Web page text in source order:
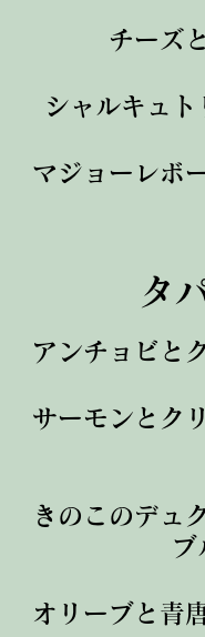
チーズ
シャルキュト
マジョーレボ
タ
アンチョビと
サーモンとク
きのこのデュ
ブ
オリーブと青